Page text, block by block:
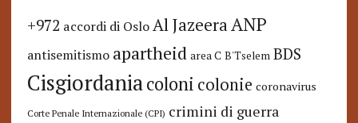
+972 accordi di Oslo Al JazeeraANP
antisemitismo apartheid area C B'Tselem BDS
Cisgiordaniacoloni colonie coronavirus
Corte Penale Internazionale (CPI) crimini di guerra